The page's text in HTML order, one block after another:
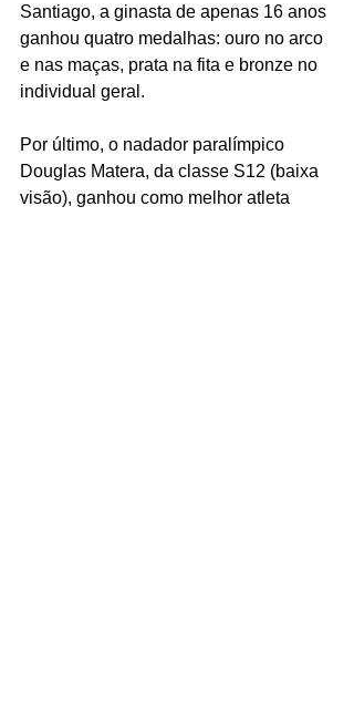
Santiago, a ginasta de apenas 16 anos
ganhou quatro medalhas: ouro no arco
e nas maças, prata na fita e bronze no
individual geral.
Por último, o nadador paralímpico
Douglas Matera, da classe S12 (baixa
visão), ganhou como melhor atleta